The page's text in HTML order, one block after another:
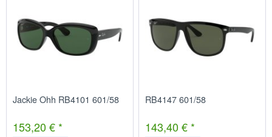
Jackie Ohh RB4101 601/58
153,20 € *
RB4147 601/58
143,40 € *